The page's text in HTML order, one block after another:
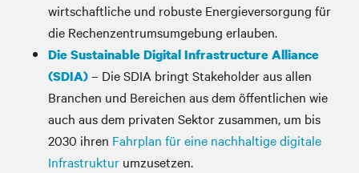
wirtschaftliche und robuste Energieversorgung für
die Rechenzentrumsumgebung erlauben.
Die Sustainable Digital Infrastructure Alliance
(SDIA)– Die SDIA bringt Stakeholder aus allen
Branchen und Bereichen aus dem öffentlichen wie
auch aus dem privaten Sektor zusammen, um bis
2030 ihren Fahrplan für eine nachhaltige digitale
Infrastruktur umzusetzen.